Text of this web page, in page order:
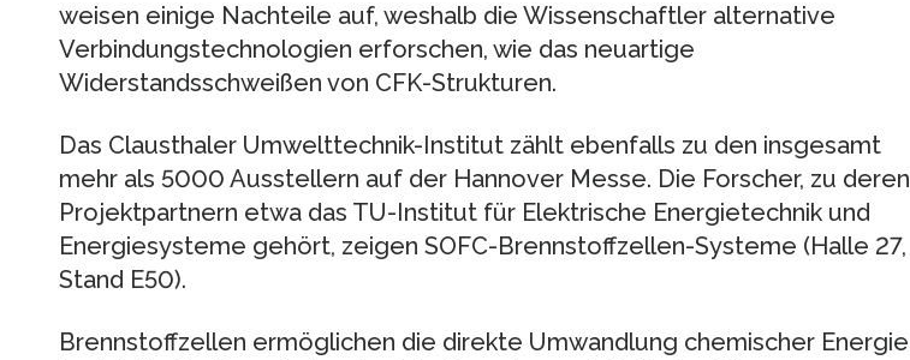
weisen einige Nachteile auf, weshalb die Wissenschaftler alternative
Verbindungstechnologien erforschen, wie das neuartige
Widerstandsschweißen von CFK-Strukturen.
Das Clausthaler Umwelttechnik-Institut zählt ebenfalls zu den insgesamt
mehr als 5000 Ausstellern auf der Hannover Messe. Die Forscher, zu deren
Projektpartnern etwa das TU-Institut für Elektrische Energietechnik und
Energiesysteme gehört, zeigen SOFC-Brennstoffzellen-Systeme (Halle 27,
Stand E50).
Brennstoffzellen ermöglichen die direkte Umwandlung chemischer Energie